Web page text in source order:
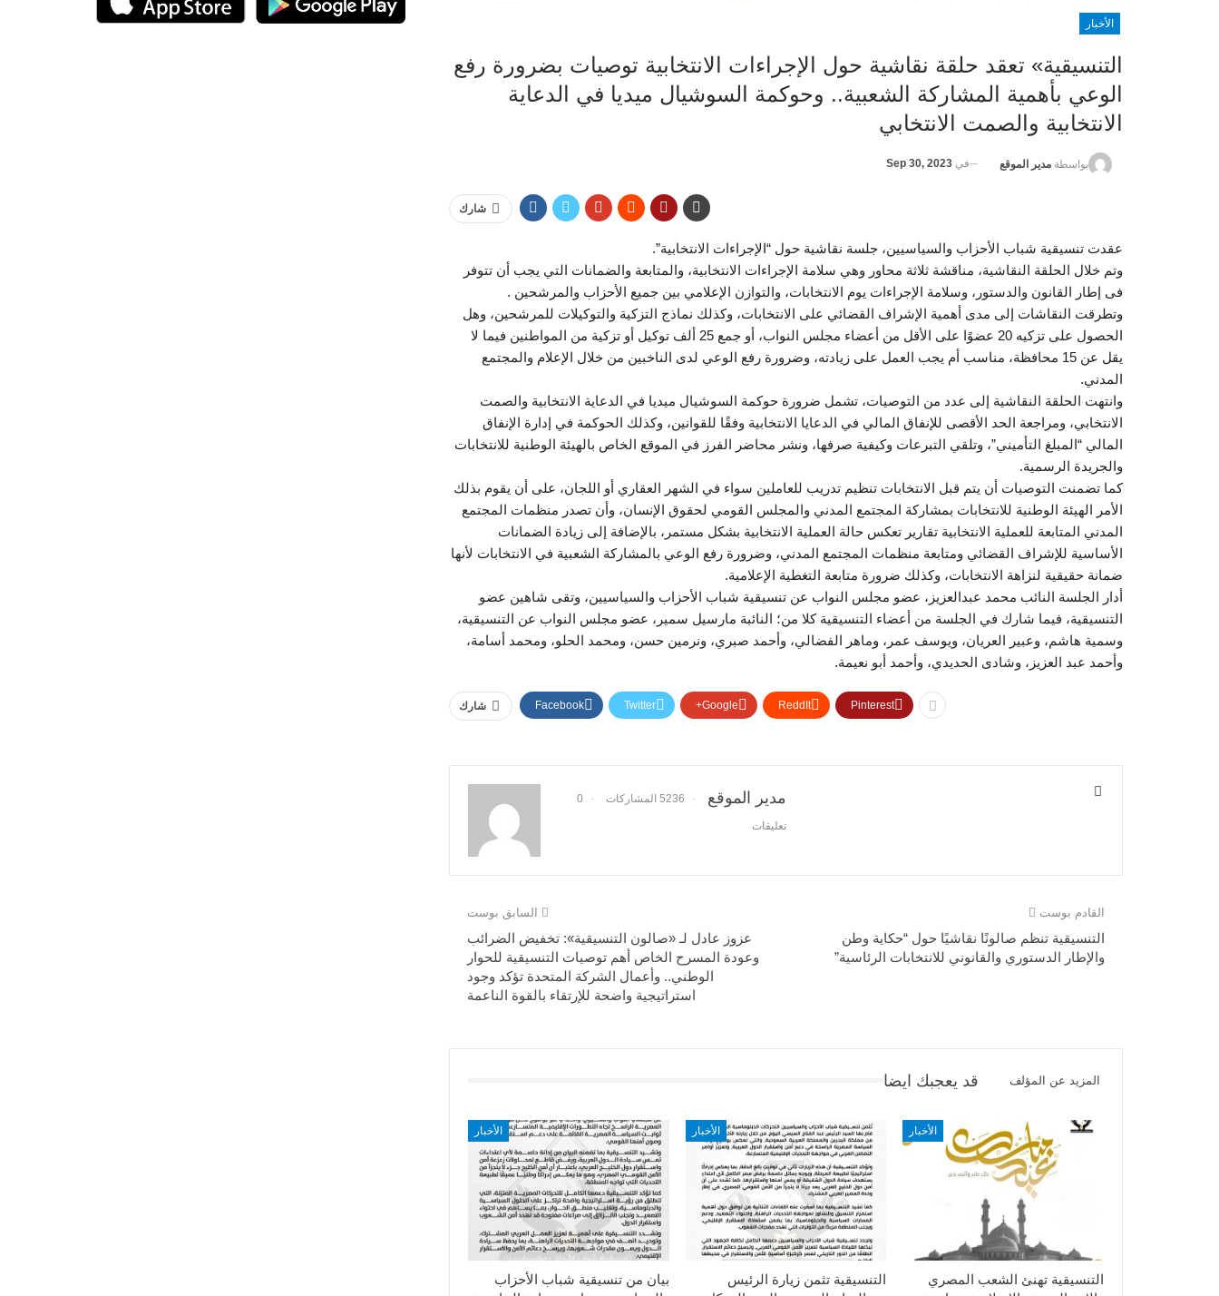
الأخبار
التنسيقية» تعقد حلقة نقاشية حول الإجراءات الانتخابية توصيات بضرورة رفع
الوعي بأهمية المشاركة الشعبية.. وحوكمة السوشيال ميديا في الدعاية
الانتخابية والصمت الانتخابي
بواسطة مدير الموقع في Sep 30, 2023
شارك
عقدت تنسيقية شباب الأحزاب والسياسيين، جلسة نقاشية حول “الإجراءات الانتخابية”.
وتم خلال الحلقة النقاشية، مناقشة ثلاثة محاور وهي سلامة الإجراءات الانتخابية، والمتابعة والضمانات التي يجب أن تتوفر
فى إطار القانون والدستور، وسلامة الإجراءات يوم الانتخابات، والتوازن الإعلامي بين جميع الأحزاب والمرشحين .
وتطرقت النقاشات إلى مدى أهمية الإشراف القضائي على الانتخابات، وكذلك نماذج التزكية والتوكيلات للمرشحين، وهل
الحصول على تزكيه 20 عضوًا على الأقل من أعضاء مجلس النواب، أو جمع 25 ألف توكيل أو تزكية من المواطنين فيما لا
يقل عن 15 محافظة، مناسب أم يجب العمل على زيادته، وضرورة رفع الوعي لدى الناخبين من خلال الإعلام والمجتمع
المدني.
وانتهت الحلقة النقاشية إلى عدد من التوصيات، تشمل ضرورة حوكمة السوشيال ميديا في الدعاية الانتخابية والصمت
الانتخابي، ومراجعة الحد الأقصى للإنفاق المالي في الدعايا الانتخابية وفقًا للقوانين، وكذلك الحوكمة في إدارة الإنفاق
المالي “المبلغ التأميني”، وتلقي التبرعات وكيفية صرفها، ونشر محاضر الفرز في الموقع الخاص بالهيئة الوطنية للانتخابات
والجريدة الرسمية.
كما تضمنت التوصيات أن يتم قبل الانتخابات تنظيم تدريب للعاملين سواء في الشهر العقاري أو اللجان، على أن يقوم بذلك
الأمر الهيئة الوطنية للانتخابات بمشاركة المجتمع المدني والمجلس القومي لحقوق الإنسان، وأن تصدر منظمات المجتمع
المدني المتابعة للعملية الانتخابية تقارير تعكس حالة العملية الانتخابية بشكل مستمر، بالإضافة إلى زيادة الضمانات
الأساسية للإشراف القضائي ومتابعة منظمات المجتمع المدني، وضرورة رفع الوعي بالمشاركة الشعبية في الانتخابات لأنها
ضمانة حقيقية لنزاهة الانتخابات، وكذلك ضرورة متابعة التغطية الإعلامية.
أدار الجلسة النائب محمد عبدالعزيز، عضو مجلس النواب عن تنسيقية شباب الأحزاب والسياسيين، وتقى شاهين عضو
التنسيقية، فيما شارك في الجلسة من أعضاء التنسيقية كلا من؛ النائبة مارسيل سمير، عضو مجلس النواب عن التنسيقية،
وسمية هاشم، وعبير العريان، ويوسف عمر، وماهر الفضالي، وأحمد صبري، ونرمين حسن، ومحمد الحلو، ومحمد أسامة،
وأحمد عبد العزيز، وشادى الحديدي، وأحمد أبو نعيمة.
شارك Facebook Twitter Google+ ReddIt Pinterest
مدير الموقع 5236 المشاركات 0
تعليقات
السابق بوست
عزوز عادل لـ «صالون التنسيقية»: تخفيض الضرائب
وعودة المسرح الخاص أهم توصيات التنسيقية للحوار
الوطني.. وأعمال الشركة المتحدة تؤكد وجود
استراتيجية واضحة للإرتقاء بالقوة الناعمة
القادم بوست
التنسيقية تنظم صالونًا نقاشيًا حول “حكاية وطن
والإطار الدستوري والقانوني للانتخابات الرئاسية”
قد يعجبك ايضا المزيد عن المؤلف
الأخبار
بيان من تنسيقية شباب الأحزاب
الأخبار
التنسيقية تثمن زيارة الرئيس
الأخبار
التنسيقية تهنئ الشعب المصري